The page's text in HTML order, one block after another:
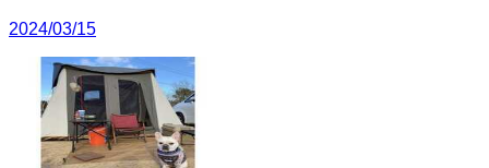
2024/03/15